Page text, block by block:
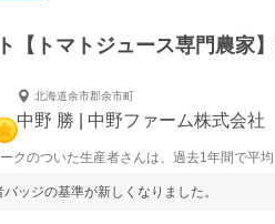
【トマトジュース専門農家
北海道余市郡余市町
中野 勝 | 中野ファーム株式会社
クのついた生産者さんは、過去1年間で平
バッジの基準が新しくなりました。